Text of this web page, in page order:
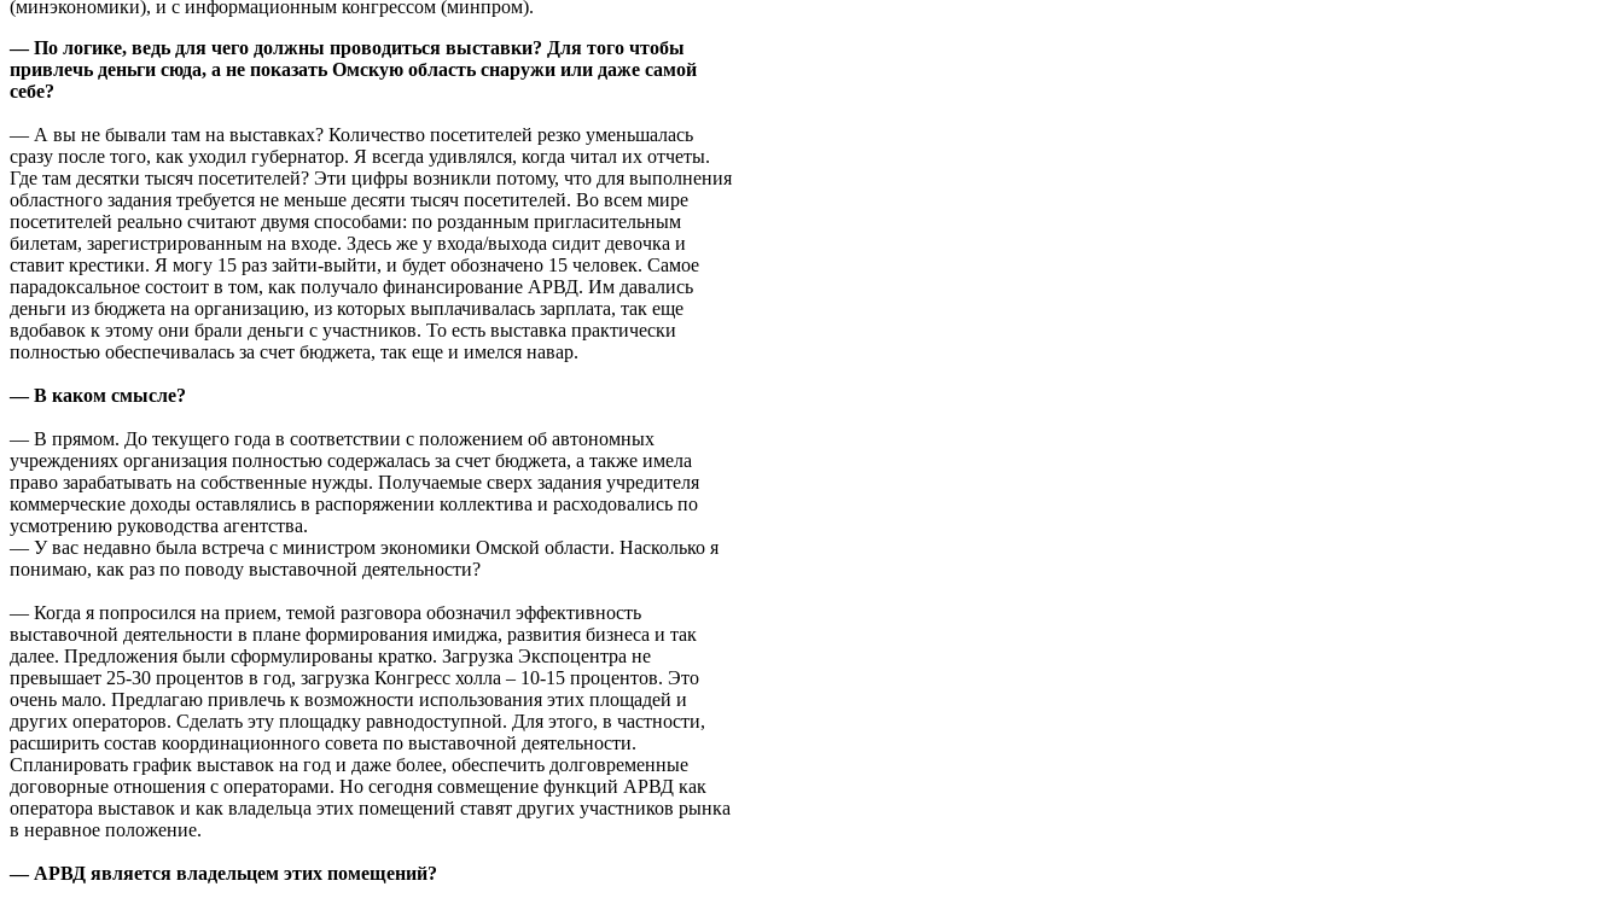
(минэкономики), и с информационным конгрессом (минпром).
— По логике, ведь для чего должны проводиться выставки? Для того чтобы
привлечь деньги сюда, а не показать Омскую область снаружи или даже самой
себе?
— А вы не бывали там на выставках? Количество посетителей резко уменьшалась
сразу после того, как уходил губернатор. Я всегда удивлялся, когда читал их отчеты.
Где там десятки тысяч посетителей? Эти цифры возникли потому, что для выполнения
областного задания требуется не меньше десяти тысяч посетителей. Во всем мире
посетителей реально считают двумя способами: по розданным пригласительным
билетам, зарегистрированным на входе. Здесь же у входа/выхода сидит девочка и
ставит крестики. Я могу 15 раз зайти-выйти, и будет обозначено 15 человек. Самое
парадоксальное состоит в том, как получало финансирование АРВД. Им давались
деньги из бюджета на организацию, из которых выплачивалась зарплата, так еще
вдобавок к этому они брали деньги с участников. То есть выставка практически
полностью обеспечивалась за счет бюджета, так еще и имелся навар.
— В каком смысле?
— В прямом. До текущего года в соответствии с положением об автономных
учреждениях организация полностью содержалась за счет бюджета, а также имела
право зарабатывать на собственные нужды. Получаемые сверх задания учредителя
коммерческие доходы оставлялись в распоряжении коллектива и расходовались по
усмотрению руководства агентства.
— У вас недавно была встреча с министром экономики Омской области. Насколько я
понимаю, как раз по поводу выставочной деятельности?
— Когда я попросился на прием, темой разговора обозначил эффективность
выставочной деятельности в плане формирования имиджа, развития бизнеса и так
далее. Предложения были сформулированы кратко. Загрузка Экспоцентра не
превышает 25-30 процентов в год, загрузка Конгресс холла – 10-15 процентов. Это
очень мало. Предлагаю привлечь к возможности использования этих площадей и
других операторов. Сделать эту площадку равнодоступной. Для этого, в частности,
расширить состав координационного совета по выставочной деятельности.
Спланировать график выставок на год и даже более, обеспечить долговременные
договорные отношения с операторами. Но сегодня совмещение функций АРВД как
оператора выставок и как владельца этих помещений ставят других участников рынка
в неравное положение.
— АРВД является владельцем этих помещений?